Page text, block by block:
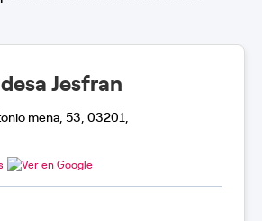
Jesfran
mena, 53, 03201,